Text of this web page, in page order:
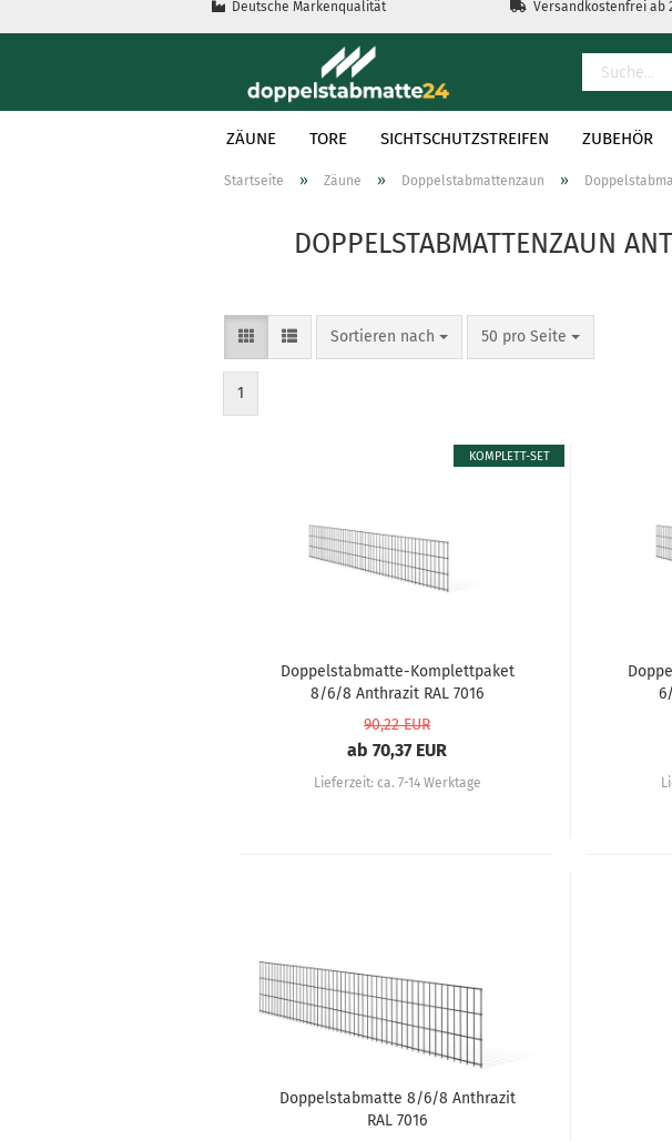
Deutsche Markenqualität Versandkostenfrei ab
ZÄUNE TORE SICHTSCHUTZSTREIFEN ZUBEHÖR
Startseite » Zäune » Doppelstabmattenzaun »
DOPPELSTABMATTENZAUN
Sortieren nach 50 pro Seite
1
KOMPLETT-SET
Doppelstabmatte-Komplettpaket
8/6/8 Anthrazit RAL 7016
90,22 EUR
ab 70,37 EUR
Lieferzeit: ca. 7-14 Werktage
Doppelstabmatte 8/6/8 Anthrazit
RAL 7016